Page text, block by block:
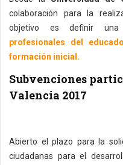
colaboración para la
objetivo es definir
profesionales del
formación inicial.
Subvenciones
Valencia 2017
Abierto el plazo para la
ciudadanas para el